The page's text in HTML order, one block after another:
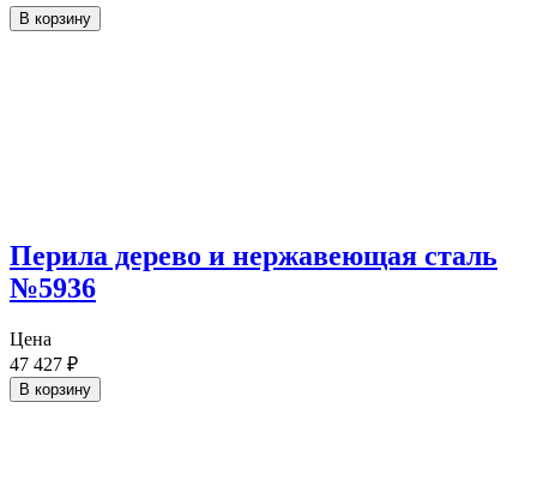
В корзину
Перила дерево и нержавеющая сталь
№5936
Цена
47 427 ₽
В корзину